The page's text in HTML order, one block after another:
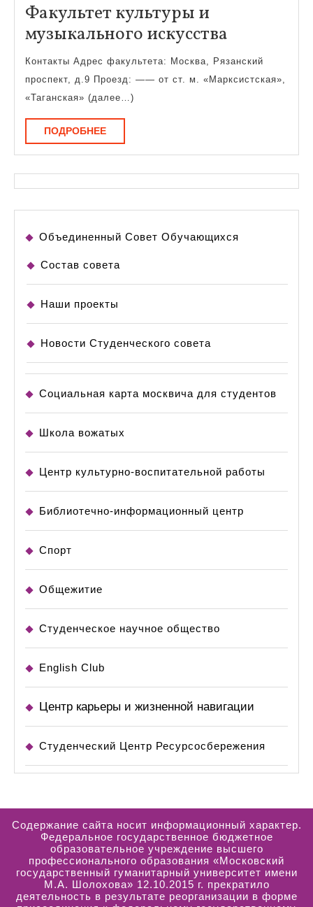
Факультет культуры и
музыкального искусства
культуры
и
Контакты Адрес факультета: Москва, Рязанский
проспект, д.9 Проезд: —— от ст. м. «Марксистская»,
«Таганская» (далее…)
ПОДРОБНЕЕПОДРОБНЕЕ
Объединенный Совет Обучающихся
Состав совета
Наши проекты
Новости Студенческого совета
Социальная карта москвича для студентов
Школа вожатых
Центр культурно-воспитательной работы
Библиотечно-информационный центр
Спорт
Общежитие
Студенческое научное общество
English Club
Центр карьеры и жизненной навигации
Студенческий Центр Ресурсосбережения
Содержание сайта носит информационный характер.
Федеральное государственное бюджетное
образовательное учреждение высшего
профессионального образования «Московский
государственный гуманитарный университет имени
М.А. Шолохова» 12.10.2015 г. прекратило
деятельность в результате реорганизации в форме